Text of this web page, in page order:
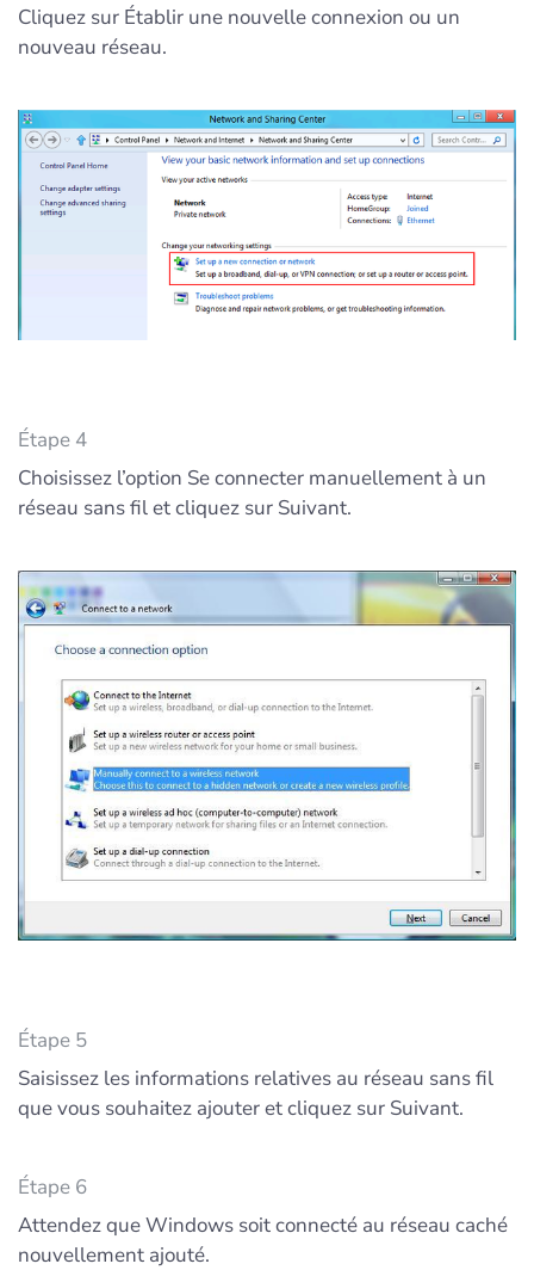
Cliquez sur Établir une nouvelle connexion ou un
nouveau réseau.
Étape 4
Choisissez l’option Se connecter manuellement à un
réseau sans fil et cliquez sur Suivant.
Étape 5
Saisissez les informations relatives au réseau sans fil
que vous souhaitez ajouter et cliquez sur Suivant.
Étape 6
Attendez que Windows soit connecté au réseau caché
nouvellement ajouté.